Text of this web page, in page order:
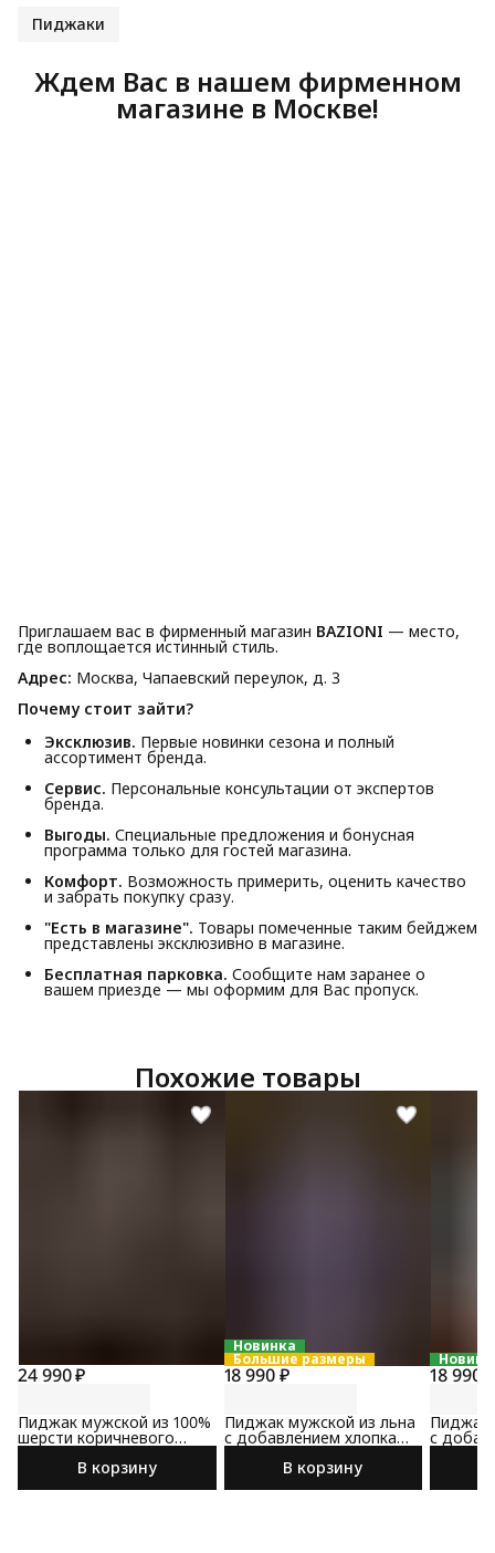
Пиджаки
Ждем Вас в нашем фирменном
магазине в Москве!
Приглашаем вас в фирменный магазин BAZIONI — место,
где воплощается истинный стиль.
Адрес: Москва, Чапаевский переулок, д. 3
Почему стоит зайти?
Эксклюзив. Первые новинки сезона и полный
ассортимент бренда.
Сервис. Персональные консультации от экспертов
бренда.
Выгоды. Специальные предложения и бонусная
программа только для гостей магазина.
Комфорт. Возможность примерить, оценить качество
и забрать покупку сразу.
"Есть в магазине". Товары помеченные таким бейджем
представлены эксклюзивно в магазине.
Бесплатная парковка. Сообщите нам заранее о
вашем приезде — мы оформим для Вас пропуск.
Похожие товары
24 990 ₽
Пиджак мужской из 100%
шерсти коричневого
цвета
В корзину
Новинка
Большие размеры
18 990 ₽
Пиджак мужской из льна
с добавлением хлопка
сине-коричневого цвета
В корзину
18 990 ₽
Пиджак
с